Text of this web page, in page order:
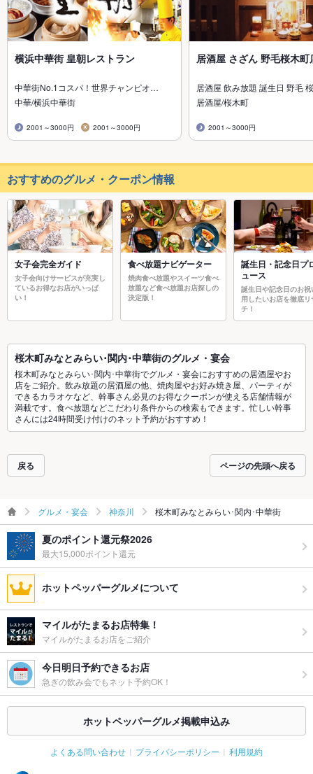
横浜中華街 皇朝レストラン
中華街No.1コスパ！世界チャンピオ…
中華/横浜中華街
2001～3000円 2001～3000円
居酒屋 さざん 野毛桜木町
居酒屋 飲み放題 誕生日 野毛
居酒屋/桜木町
2001～3000円
おすすめのグルメ・クーポン情報
女子会完全ガイド
女子会向けサービスが充実し
ているお得なお店がいっぱ
い！
食べ放題ナビゲーター
焼肉食べ放題やスイーツ食べ
放題など食べ放題お店探しの
決定版！
誕生日・記念日プ
ュース
誕生日や記念日のお祝
用したいお店を徹底リ
チ！
桜木町みなとみらい･関内･中華街のグルメ・宴会
桜木町みなとみらい･関内･中華街でグルメ・宴会におすすめの居酒屋やお
店をご紹介。飲み放題の居酒屋の他、焼肉屋やお好み焼き屋、パーティが
できるカラオケなど、幹事さん必見のお得なクーポンが使える店舗情報が
満載です。食べ放題などこだわり条件からの検索もできます。忙しい幹事
さんには24時間受け付けのネット予約がおすすめ！
戻る ページの先頭へ戻る
グルメ・宴会 神奈川 桜木町みなとみらい･関内･中華街
夏のポイント還元祭2026
最大15,000ポイント還元
ホットペッパーグルメについて
マイルがたまるお店特集！
マイルがたまるお店をご紹介
今日明日予約できるお店
急ぎの飲み会でもネット予約OK！
ホットペッパーグルメ掲載申込み
よくある問い合わせ プライバシーポリシー 利用規約